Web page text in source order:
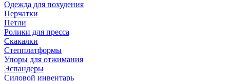
Одежда для похудения
Перчатки
Петли
Ролики для пресса
Скакалки
Степплатформы
Упоры для отжимания
Эспандеры
Силовой инвентарь